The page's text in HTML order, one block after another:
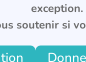
exception.
soutenir si